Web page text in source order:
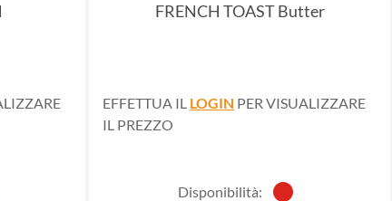
FRENCH TOAST Butter
EFFETTUA IL LOGIN PER VISUALIZZARE
IL PREZZO
Disponibilità: